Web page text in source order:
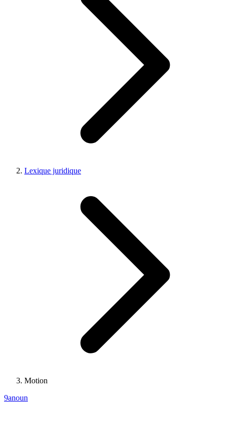
Lexique juridique
Motion
9anoun